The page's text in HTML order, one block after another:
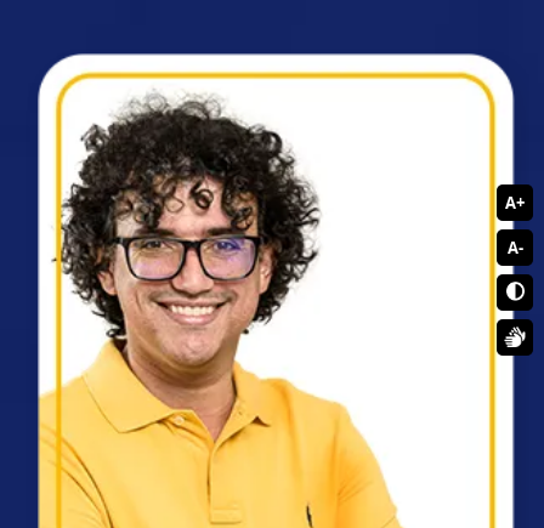
A+
A-